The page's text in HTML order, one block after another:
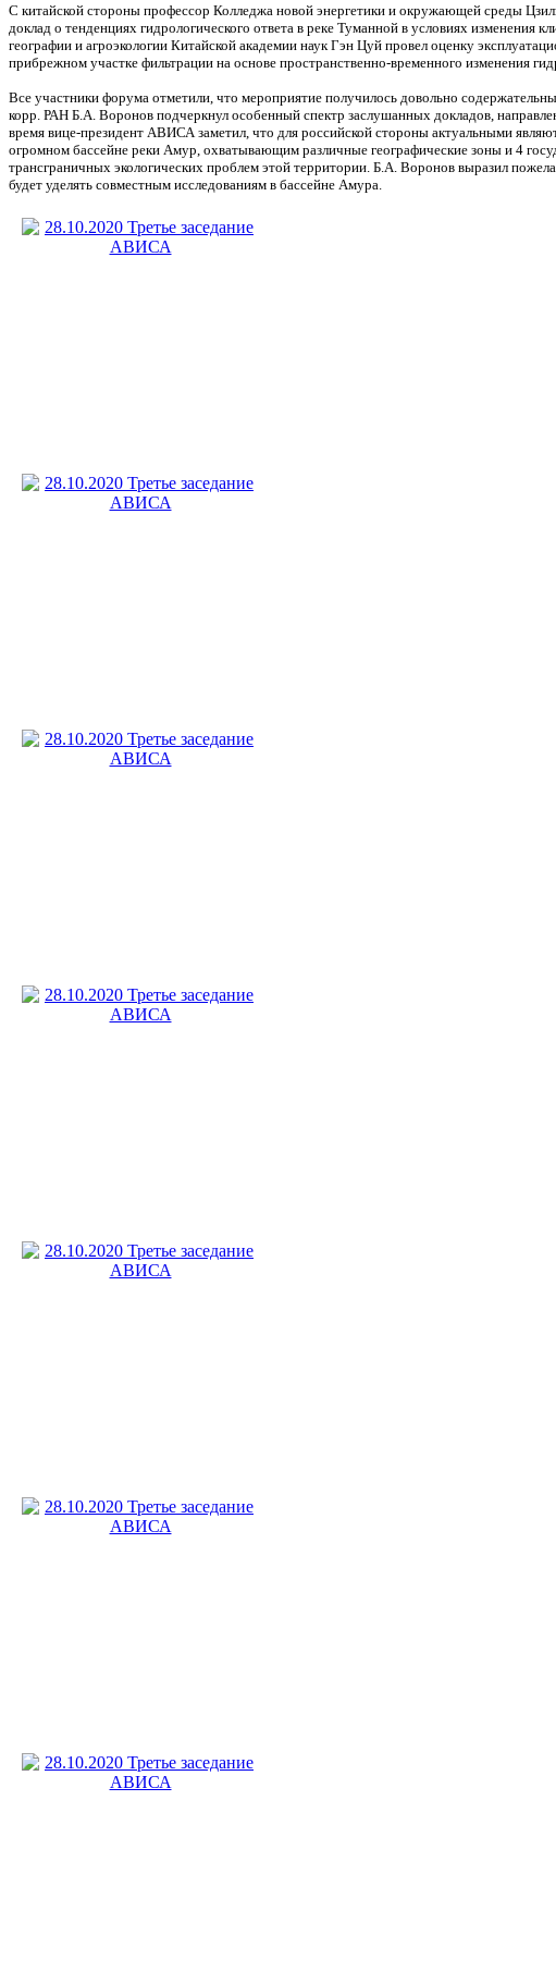
С китайской стороны профессор Колледжа новой энергетики и окружающей среды
доклад о тенденциях гидрологического ответа в реке Туманной в условиях изменения
географии и агроэкологии Китайской академии наук Гэн Цуй провел оценку
прибрежном участке фильтрации на основе пространственно-временного изменения
Все участники форума отметили, что мероприятие получилось довольно
корр. РАН Б.А. Воронов подчеркнул особенный спектр заслушанных докладов,
время вице-президент АВИСА заметил, что для российской стороны актуальными
огромном бассейне реки Амур, охватывающим различные географические зоны и 4
трансграничных экологических проблем этой территории. Б.А. Воронов выразил
будет уделять совместным исследованиям в бассейне Амура.